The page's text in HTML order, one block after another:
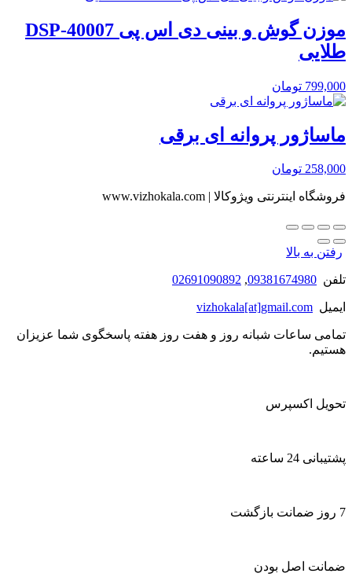
موزن گوش و بینی دی اس پی DSP-40007
طلایی
799,000 تومان
ماساژور پروانه ای برقی
258,000 تومان
فروشگاه اینترنتی ویژوکالا | www.vizhokala.com
رفتن به بالا
تلفن 09381674980
,
02691090892
ایمیل vizhokala[at]gmail.com
تمامی ساعات شبانه روز و هفت روز هفته پاسخگوی شما عزیزان
هستیم.
تحویل اکسپرس
پشتیبانی 24 ساعته
7 روز ضمانت بازگشت
ضمانت اصل بودن